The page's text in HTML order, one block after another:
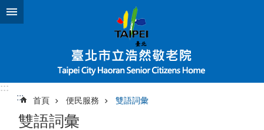
跳到主要內容區塊
:::
:::
首頁 便民服務 雙語詞彙
雙語詞彙